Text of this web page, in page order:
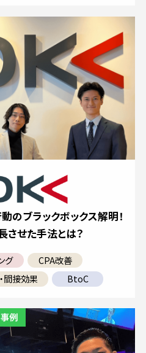
のブラックボックス解明！
せた手法とは？
グ
CPA改善
間接効果 BtoC